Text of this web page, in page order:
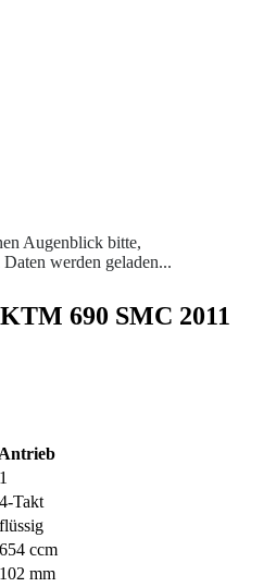
Augenblick bitte,
werden geladen...
690 SMC 2011
1
4-Takt
flüssig
654 ccm
102 mm